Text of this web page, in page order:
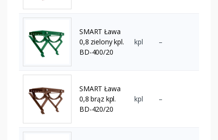
SMART Ława
0,8 zielony kpl.
BD-400/20
kpl –
SMART Ława
0,8 brąz kpl.
BD-420/20
kpl –